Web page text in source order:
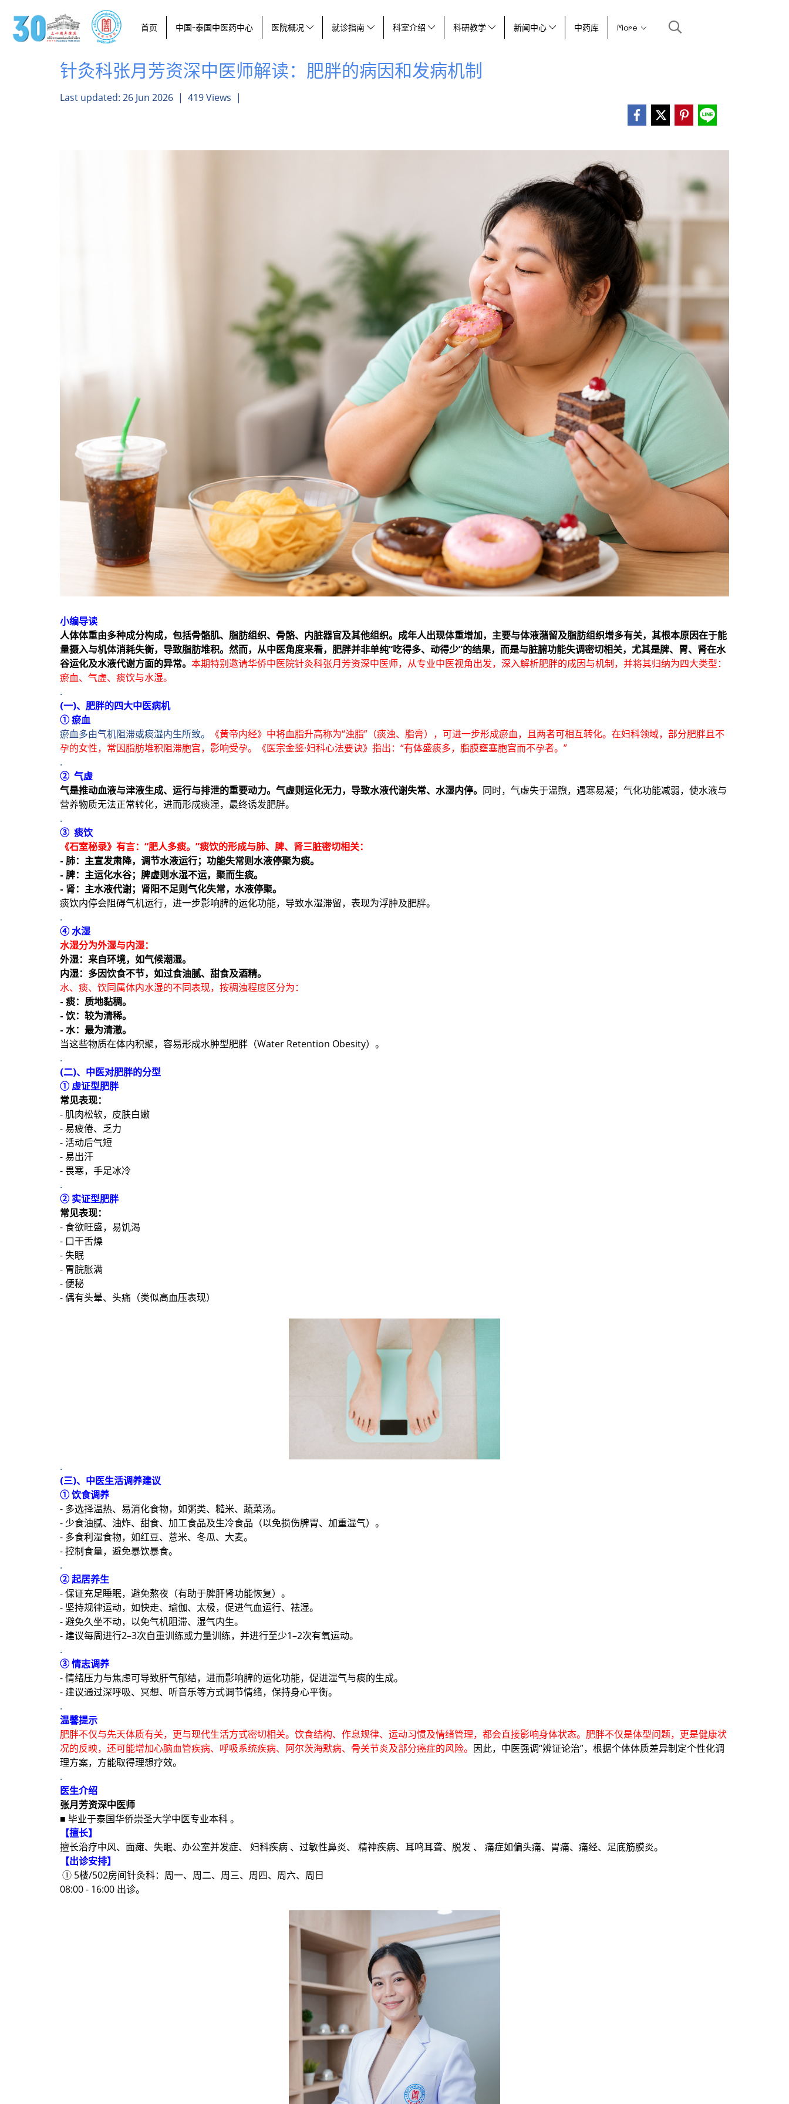
首页 中国-泰国中医药中心 医院概况 就诊指南 科室介绍 科研教学 新闻中心 中药库 More
针灸科张月芳资深中医师解读：肥胖的病因和发病机制
Last updated: 26 Jun 2026 | 419 Views |
小编导读
人体体重由多种成分构成，包括骨骼肌、脂肪组织、骨骼、内脏器官及其他组织。成年人出现体重增加，主要与体液潴留及脂肪组织增多有关，其根本原因在于能
量摄入与机体消耗失衡，导致脂肪堆积。然而，从中医角度来看，肥胖并非单纯“吃得多、动得少”的结果，而是与脏腑功能失调密切相关，尤其是脾、胃、肾在水
谷运化及水液代谢方面的异常。 本期特别邀请华侨中医院针灸科张月芳资深中医师，从专业中医视角出发，深入解析肥胖的成因与机制，并将其归纳为四大类型：
瘀血、气虚、痰饮与水湿。
.
(一)、肥胖的四大中医病机
① 瘀血
瘀血多由气机阻滞或痰湿内生所致。
《黄帝内经》中将血脂升高称为“浊脂”（痰浊、脂膏），可进一步形成瘀血，且两者可相互转化。在妇科领域，部分肥胖且不
孕的女性，常因脂肪堆积阻滞胞宫，影响受孕。《医宗金鉴·妇科心法要诀》指出：“有体盛痰多，脂膜壅塞胞宫而不孕者。”
.
② 气虚
气是推动血液与津液生成、运行与排泄的重要动力。气虚则运化无力，导致水液代谢失常、水湿内停。 同时，气虚失于温煦，遇寒易凝；气化功能减弱，使水液与
营养物质无法正常转化，进而形成痰湿，最终诱发肥胖。
.
③ 痰饮
《石室秘录》有言：“肥人多痰。”痰饮的形成与肺、脾、肾三脏密切相关：
- 肺：主宣发肃降，调节水液运行；功能失常则水液停聚为痰。
- 脾：主运化水谷；脾虚则水湿不运，聚而生痰。
- 肾：主水液代谢；肾阳不足则气化失常，水液停聚。
痰饮内停会阻碍气机运行，进一步影响脾的运化功能，导致水湿滞留，表现为浮肿及肥胖。
.
④ 水湿
水湿分为外湿与内湿：
外湿：来自环境，如气候潮湿。
内湿：多因饮食不节，如过食油腻、甜食及酒精。
水、痰、饮同属体内水湿的不同表现，按稠浊程度区分为：
- 痰：质地黏稠。
- 饮：较为清稀。
- 水：最为清澈。
当这些物质在体内积聚，容易形成水肿型肥胖（Water Retention Obesity）。
.
(二)、中医对肥胖的分型
① 虚证型肥胖
常见表现：
- 肌肉松软，皮肤白嫩
- 易疲倦、乏力
- 活动后气短
- 易出汗
- 畏寒，手足冰冷
.
② 实证型肥胖
常见表现：
- 食欲旺盛，易饥渴
- 口干舌燥
- 失眠
- 胃脘胀满
- 便秘
- 偶有头晕、头痛（类似高血压表现）
.
(三)、中医生活调养建议
① 饮食调养
- 多选择温热、易消化食物，如粥类、糙米、蔬菜汤。
- 少食油腻、油炸、甜食、加工食品及生冷食品（以免损伤脾胃、加重湿气）。
- 多食利湿食物，如红豆、薏米、冬瓜、大麦。
- 控制食量，避免暴饮暴食。
.
② 起居养生
- 保证充足睡眠，避免熬夜（有助于脾肝肾功能恢复）。
- 坚持规律运动，如快走、瑜伽、太极，促进气血运行、祛湿。
- 避免久坐不动，以免气机阻滞、湿气内生。
- 建议每周进行2–3次自重训练或力量训练，并进行至少1–2次有氧运动。
.
③ 情志调养
- 情绪压力与焦虑可导致肝气郁结，进而影响脾的运化功能，促进湿气与痰的生成。
- 建议通过深呼吸、冥想、听音乐等方式调节情绪，保持身心平衡。
.
温馨提示
肥胖不仅与先天体质有关，更与现代生活方式密切相关。饮食结构、作息规律、运动习惯及情绪管理，都会直接影响身体状态。肥胖不仅是体型问题，更是健康状
况的反映，还可能增加心脑血管疾病、呼吸系统疾病、阿尔茨海默病、骨关节炎及部分癌症的风险。 因此，中医强调“辨证论治”，根据个体体质差异制定个性化调
理方案，方能取得理想疗效。
.
医生介绍
张月芳资深中医师
■ 毕业于泰国华侨崇圣大学中医专业本科 。
【擅长】
擅长治疗中风、面瘫、失眠、办公室并发症、 妇科疾病 、过敏性鼻炎、 精神疾病、耳鸣耳聋、脱发 、 痛症如偏头痛、胃痛、痛经、足底筋膜炎。
【出诊安排】
① 5楼/502房间针灸科：周一、周二、周三、周四、周六、周日
08:00 - 16:00 出诊。